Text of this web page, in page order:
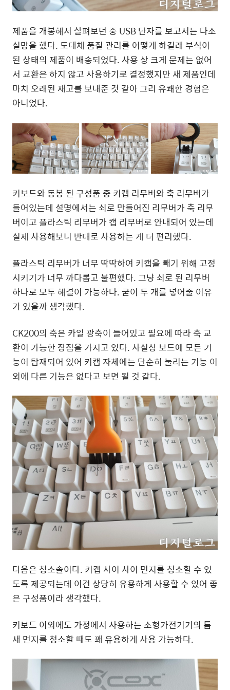
제품을 개봉해서 살펴보던 중 USB 단자를 보고서는 다소
실망을 했다. 도대체 품질 관리를 어떻게 하길래 부식이
된 상태의 제품이 배송되었다. 사용 상 크게 문제는 없어
서 교환은 하지 않고 사용하기로 결정했지만 새 제품인데
마치 오래된 재고를 보내준 것 같아 그리 유쾌한 경험은
아니었다.
키보드와 동봉 된 구성품 중 키캡 리무버와 축 리무버가
들어있는데 설명에서는 쇠로 만들어진 리무버가 축 리무
버이고 플라스틱 리무버가 캡 리무버로 안내되어 있는데
실제 사용해보니 반대로 사용하는 게 더 편리했다.
플라스틱 리무버가 너무 딱딱하여 키캡을 빼기 위해 고정
시키기가 너무 까다롭고 불편했다. 그냥 쇠로 된 리무버
하나로 모두 해결이 가능하다. 굳이 두 개를 넣어줄 이유
가 있을까 생각했다.
CK200의 축은 카일 광축이 들어있고 필요에 따라 축 교
환이 가능한 장점을 가지고 있다. 사실상 보드에 모든 기
능이 탑재되어 있어 키캡 자체에는 단순히 눌리는 기능 이
외에 다른 기능은 없다고 보면 될 것 같다.
다음은 청소솔이다. 키캡 사이 사이 먼지를 청소할 수 있
도록 제공되는데 이건 상당히 유용하게 사용할 수 있어 좋
은 구성품이라 생각했다.
키보드 이외에도 가정에서 사용하는 소형가전기기의 틈
새 먼지를 청소할 때도 꽤 유용하게 사용 가능하다.